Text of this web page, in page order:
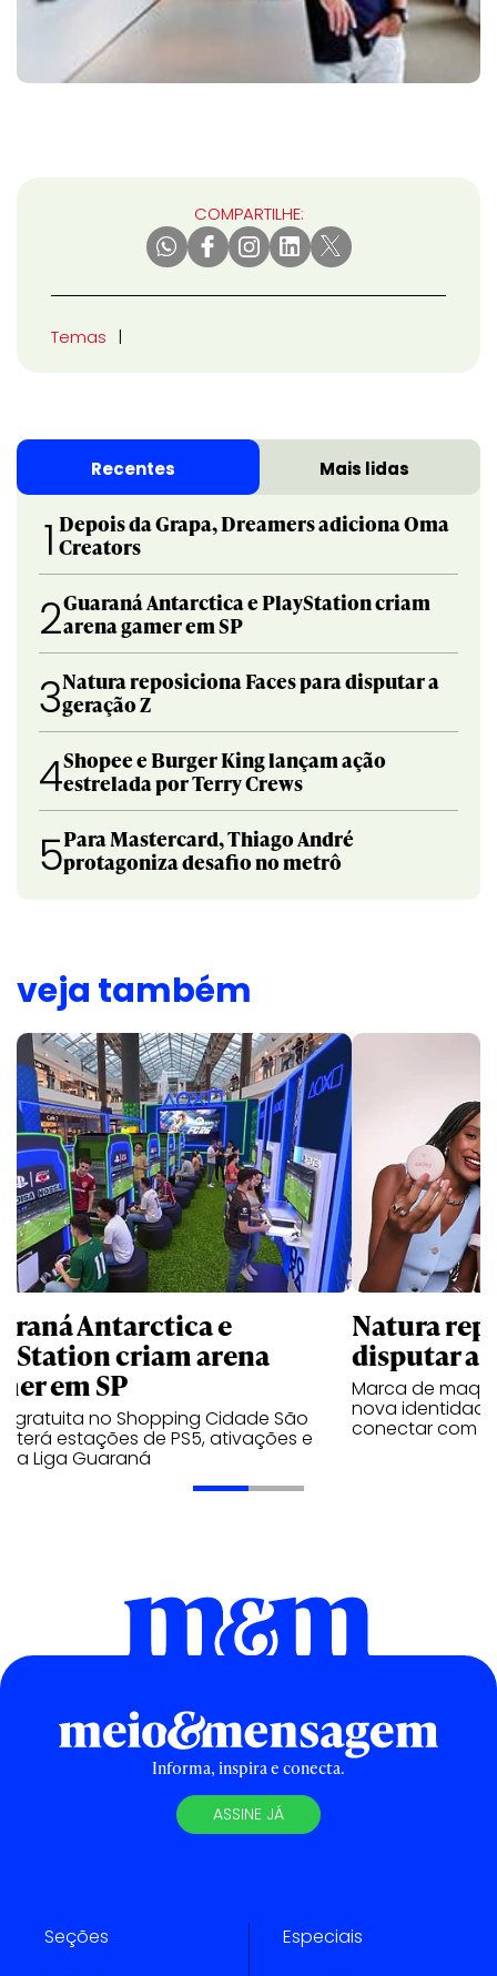
COMPARTILHE:
Temas
Recentes Mais lidas
1 Depois da Grapa, Dreamers adiciona Oma
Creators
2Guaraná Antarctica e PlayStation criam
arena gamer em SP
3Natura reposiciona Faces para disputar a
geração Z
4Shopee e Burger King lançam ação
estrelada por Terry Crews
5Para Mastercard, Thiago André
protagoniza desafio no metrô
veja também
Antarctica e
criam arena
em SP
gratuita no Shopping Cidade São
terá estações de PS5, ativações e
Liga Guaraná
Natura
disputar a
Marca de
nova
conectar com
Informa, inspira e conecta.
ASSINE JÁ
Seções Especiais